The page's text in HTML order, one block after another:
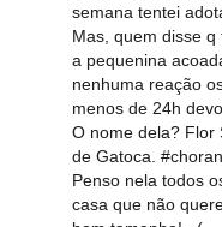
semana tentei
Mas, quem disse
a pequenina
nenhuma reação
menos de 24h
O nome dela? Flor
de Gatoca.
Penso nela todos
casa que não